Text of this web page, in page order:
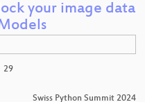
your image data
29
Swiss Python Summit 2024